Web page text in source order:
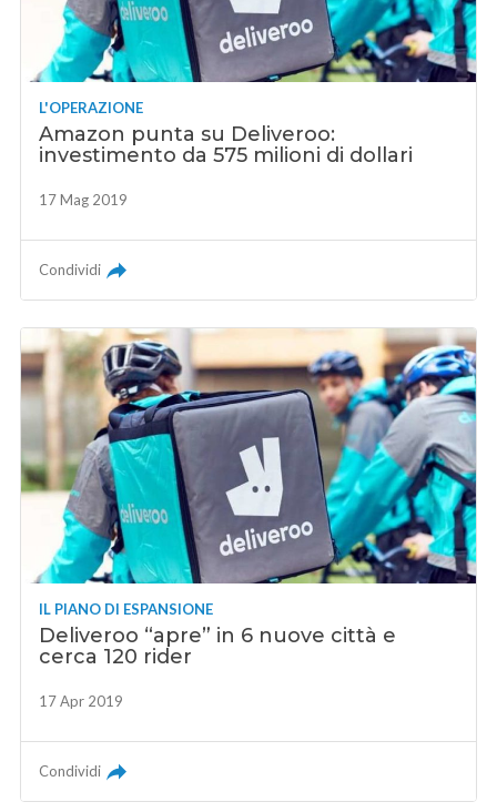
L'OPERAZIONE
Amazon punta su Deliveroo:
investimento da 575 milioni di dollari
17 Mag 2019
Condividi
IL PIANO DI ESPANSIONE
Deliveroo “apre” in 6 nuove città e
cerca 120 rider
17 Apr 2019
Condividi